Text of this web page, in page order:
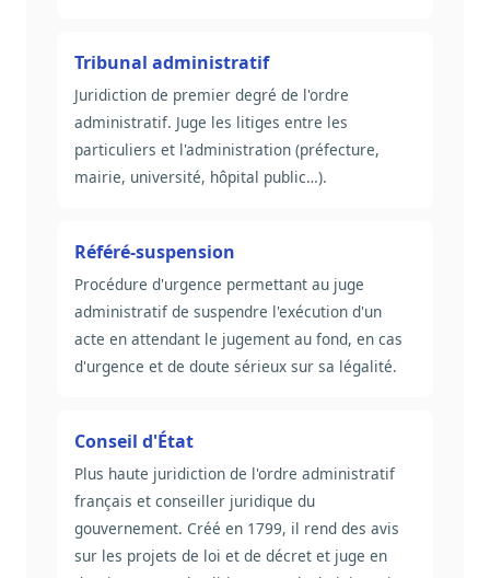
Tribunal administratif
Juridiction de premier degré de l'ordre
administratif. Juge les litiges entre les
particuliers et l'administration (préfecture,
mairie, université, hôpital public…).
Référé-suspension
Procédure d'urgence permettant au juge
administratif de suspendre l'exécution d'un
acte en attendant le jugement au fond, en cas
d'urgence et de doute sérieux sur sa légalité.
Conseil d'État
Plus haute juridiction de l'ordre administratif
français et conseiller juridique du
gouvernement. Créé en 1799, il rend des avis
sur les projets de loi et de décret et juge en